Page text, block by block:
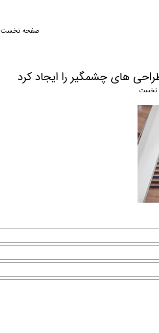
صفحه نخست
های چشمگیر را ایجاد کرد
نخست